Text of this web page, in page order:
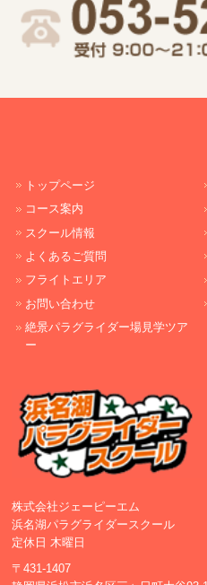
トップページ
コース案内
スクール情報
よくあるご質問
フライトエリア
お問い合わせ
絶景パラグライダー場見学ツア
ー
株式会社ジェーピーエム
浜名湖パラグライダースクール
定休日 木曜日
〒431-1407